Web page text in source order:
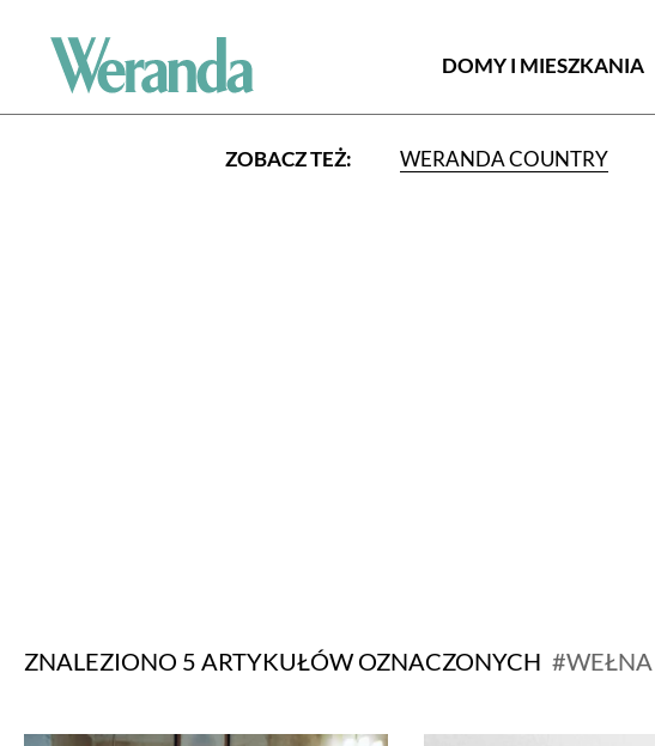
DOMY I MIESZKANIA
ZOBACZ TEŻ: WERANDA COUNTRY
ZNALEZIONO 5 ARTYKUŁÓWOZNACZONYCH WEŁNA